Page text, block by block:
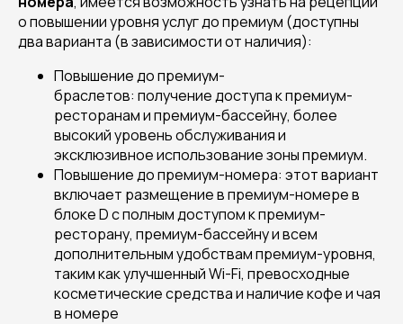
о повышении уровня услуг до премиум (доступны
два варианта (в зависимости от наличия):
Повышение до премиум-
браслетов: получение доступа к премиум-
ресторанам и премиум-басcейну, более
высокий уровень обслуживания и
эксклюзивное использование зоны премиум.
Повышение до премиум-номера: этот вариант
включает размещение в премиум-номере в
блоке D с полным доступом к премиум-
ресторану, премиум-бассейну и всем
дополнительным удобствам премиум-уровня,
таким как улучшенный Wi-Fi, превосходные
косметические средства и наличие кофе и чая
в номере